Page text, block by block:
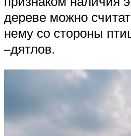
дереве можно
нему со стороны
–дятлов.